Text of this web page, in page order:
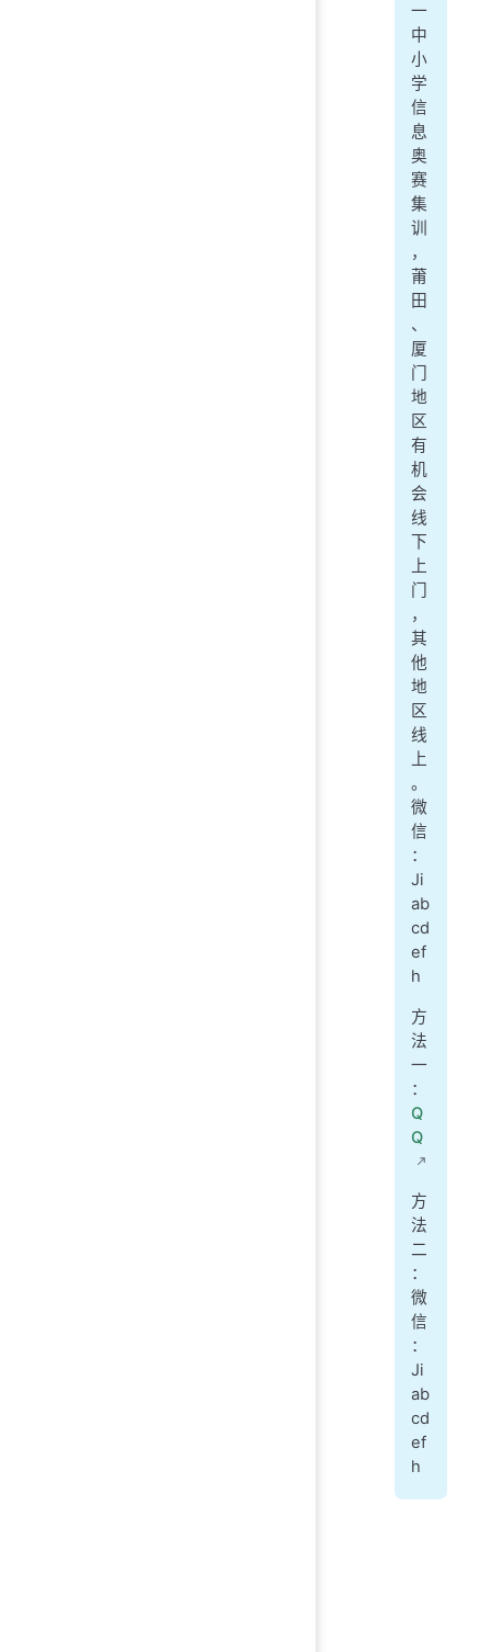
一
中
小
学
信
息
奥
赛
集
训
，
莆
田
、
厦
门
地
区
有
机
会
线
下
上
门
，
其
他
地
区
线
上
。
微
信
：
Ji
ab
cd
ef
h
方
法
一
：
Q
Q
方
法
二
：
微
信
：
Ji
ab
cd
ef
h